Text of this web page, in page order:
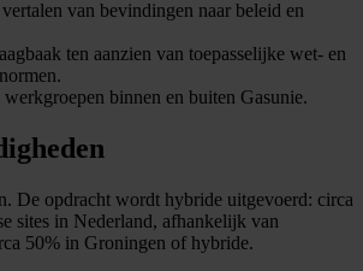
van bevindingen naar beleid en
ten aanzien van toepasselijke wet- en
werkgroepen binnen en buiten Gasunie.
De opdracht wordt hybride uitgevoerd: circa
sites in Nederland, afhankelijk van
50% in Groningen of hybride.